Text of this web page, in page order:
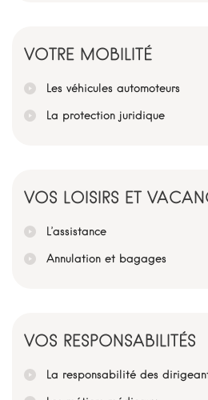
VOTRE MOBILITÉ
Les véhicules automoteurs
La protection juridique
VOS LOISIRS ET
L’assistance
Annulation et bagages
VOS RESPONSABILITÉS
La responsabilité des